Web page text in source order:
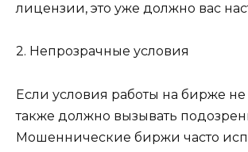
лицензии, это уже должно вас
2. Непрозрачные условия
Если условия работы на бирже не
также должно вызывать
Мошеннические биржи часто